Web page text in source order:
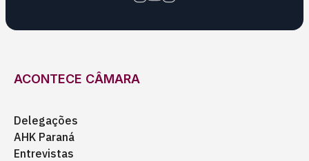
ACONTECE CÂMARA
Delegações
AHK Paraná
Entrevistas